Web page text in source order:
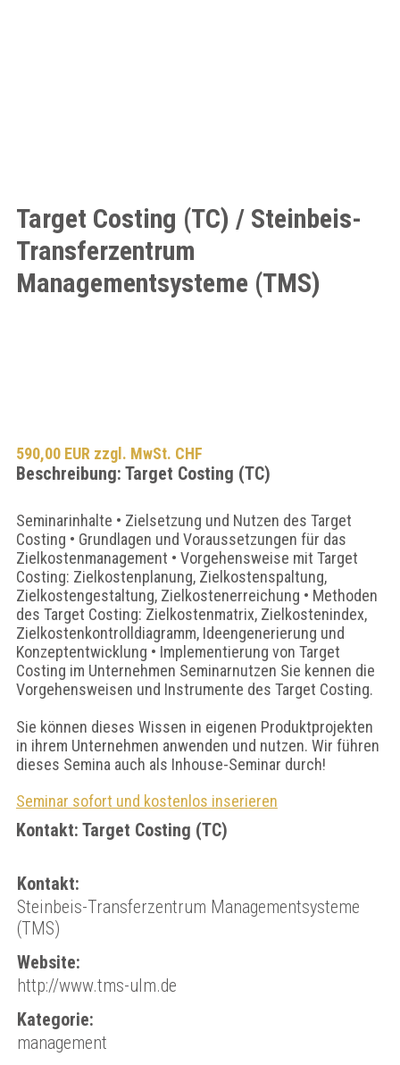
Target Costing (TC) / Steinbeis-
Transferzentrum
Managementsysteme (TMS)
590,00 EUR zzgl. MwSt. CHF
Beschreibung: Target Costing (TC)
Seminarinhalte • Zielsetzung und Nutzen des Target
Costing • Grundlagen und Voraussetzungen für das
Zielkostenmanagement • Vorgehensweise mit Target
Costing: Zielkostenplanung, Zielkostenspaltung,
Zielkostengestaltung, Zielkostenerreichung • Methoden
des Target Costing: Zielkostenmatrix, Zielkostenindex,
Zielkostenkontrolldiagramm, Ideengenerierung und
Konzeptentwicklung • Implementierung von Target
Costing im Unternehmen Seminarnutzen Sie kennen die
Vorgehensweisen und Instrumente des Target Costing.
Sie können dieses Wissen in eigenen Produktprojekten
in ihrem Unternehmen anwenden und nutzen. Wir führen
dieses Semina auch als Inhouse-Seminar durch!
Seminar sofort und kostenlos inserieren
Kontakt: Target Costing (TC)
Kontakt:
Steinbeis-Transferzentrum Managementsysteme
(TMS)
Website:
http://www.tms-ulm.de
Kategorie:
management